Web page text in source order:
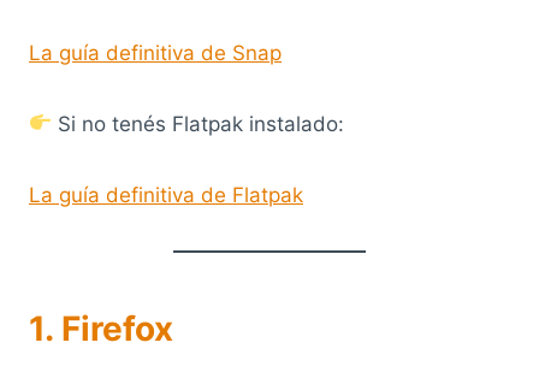
La guía definitiva de Snap
Si no tenés Flatpak instalado:
La guía definitiva de Flatpak
1. Firefox